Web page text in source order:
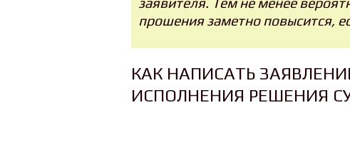
прошения заметно повысится,
КАК НАПИСАТЬ
ИСПОЛНЕНИЯ РЕШЕНИЯ